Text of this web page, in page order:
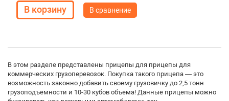
В сравнение
В этом разделе представлены прицепы для прицепы для
коммерческих грузоперевозок. Покупка такого прицепа — это
возможность законно добавить своему грузовичку до 2,5 тонн
грузоподъемности и 10-30 кубов объема! Данные прицепы можно